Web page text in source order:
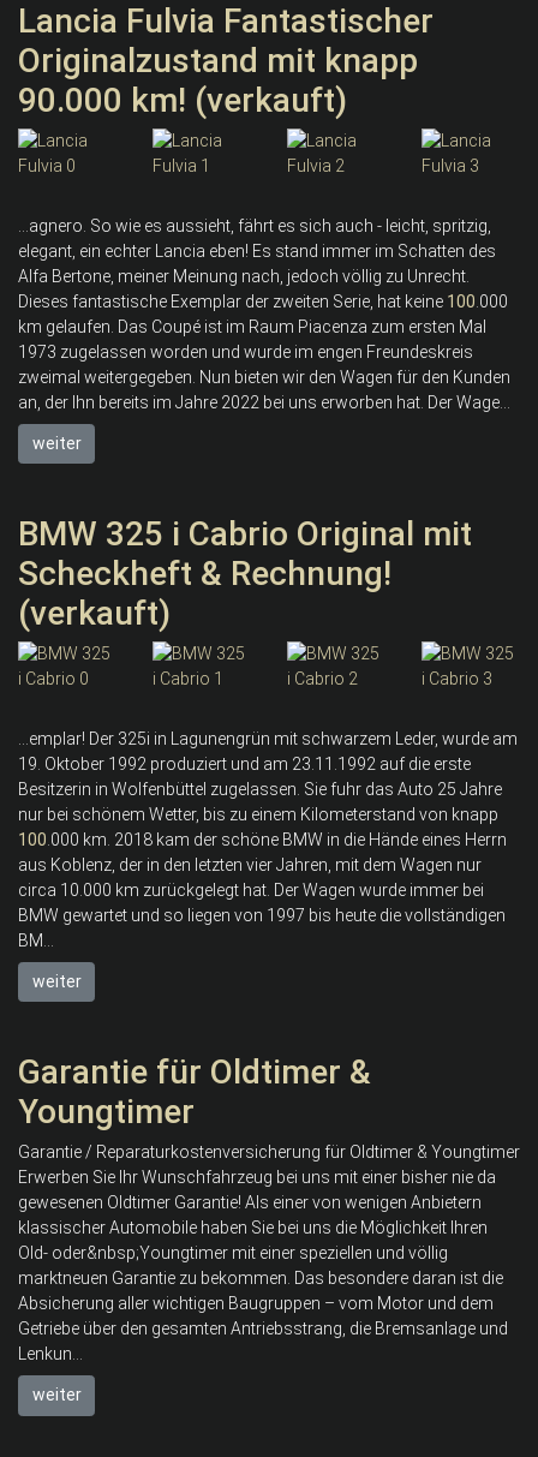
Lancia Fulvia Fantastischer
Originalzustand mit knapp
90.000 km! (verkauft)
...agnero. So wie es aussieht, fährt es sich auch - leicht, spritzig,
elegant, ein echter Lancia eben! Es stand immer im Schatten des
Alfa Bertone, meiner Meinung nach, jedoch völlig zu Unrecht.
Dieses fantastische Exemplar der zweiten Serie, hat keine 100 .000
km gelaufen. Das Coupé ist im Raum Piacenza zum ersten Mal
1973 zugelassen worden und wurde im engen Freundeskreis
zweimal weitergegeben. Nun bieten wir den Wagen für den Kunden
an, der Ihn bereits im Jahre 2022 bei uns erworben hat. Der Wage...
weiter
BMW 325 i Cabrio Original mit
Scheckheft & Rechnung!
(verkauft)
...emplar! Der 325i in Lagunengrün mit schwarzem Leder, wurde am
19. Oktober 1992 produziert und am 23.11.1992 auf die erste
Besitzerin in Wolfenbüttel zugelassen. Sie fuhr das Auto 25 Jahre
nur bei schönem Wetter, bis zu einem Kilometerstand von knapp
100 .000 km. 2018 kam der schöne BMW in die Hände eines Herrn
aus Koblenz, der in den letzten vier Jahren, mit dem Wagen nur
circa 10.000 km zurückgelegt hat. Der Wagen wurde immer bei
BMW gewartet und so liegen von 1997 bis heute die vollständigen
BM...
weiter
Garantie für Oldtimer &
Youngtimer
Garantie / Reparaturkostenversicherung für Oldtimer & Youngtimer
Erwerben Sie Ihr Wunschfahrzeug bei uns mit einer bisher nie da
gewesenen Oldtimer Garantie! Als einer von wenigen Anbietern
klassischer Automobile haben Sie bei uns die Möglichkeit Ihren
Old- oder&nbsp;Youngtimer mit einer speziellen und völlig
marktneuen Garantie zu bekommen. Das besondere daran ist die
Absicherung aller wichtigen Baugruppen – vom Motor und dem
Getriebe über den gesamten Antriebsstrang, die Bremsanlage und
Lenkun...
weiter